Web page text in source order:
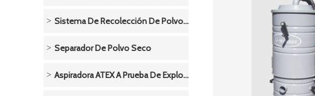
Sistema De Recolección De Polvo De Metal
Separador De Polvo Seco
Aspiradora ATEX A Prueba De Explosivos-Neumática